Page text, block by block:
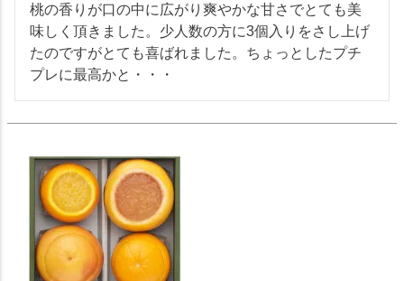
桃の香りが口の中に広がり爽やかな甘さでとても美
味しく頂きました。少人数の方に3個入りをさし上げ
たのですがとても喜ばれました。ちょっとしたプチ
プレに最高かと・・・